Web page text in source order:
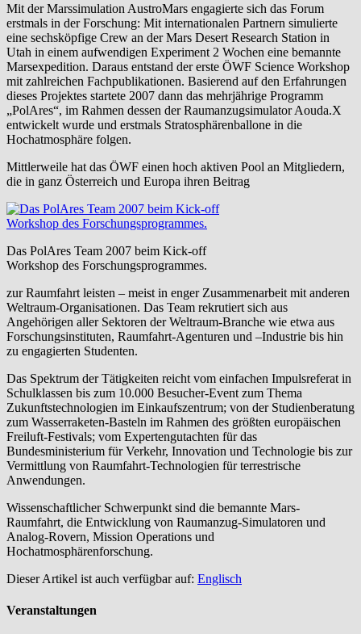
Mit der Marssimulation AustroMars engagierte sich das Forum
erstmals in der Forschung: Mit internationalen Partnern simulierte
eine sechsköpfige Crew an der Mars Desert Research Station in
Utah in einem aufwendigen Experiment 2 Wochen eine bemannte
Marsexpedition. Daraus entstand der erste ÖWF Science Workshop
mit zahlreichen Fachpublikationen. Basierend auf den Erfahrungen
dieses Projektes startete 2007 dann das mehrjährige Programm
„PolAres“, im Rahmen dessen der Raumanzugsimulator Aouda.X
entwickelt wurde und erstmals Stratosphärenballone in die
Hochatmosphäre folgen.
Mittlerweile hat das ÖWF einen hoch aktiven Pool an Mitgliedern,
die in ganz Österreich und Europa ihren Beitrag
Das PolAres Team 2007 beim Kick-off
Workshop des Forschungsprogrammes.
zur Raumfahrt leisten – meist in enger Zusammenarbeit mit anderen
Weltraum-Organisationen. Das Team rekrutiert sich aus
Angehörigen aller Sektoren der Weltraum-Branche wie etwa aus
Forschungsinstituten, Raumfahrt-Agenturen und –Industrie bis hin
zu engagierten Studenten.
Das Spektrum der Tätigkeiten reicht vom einfachen Impulsreferat in
Schulklassen bis zum 10.000 Besucher-Event zum Thema
Zukunftstechnologien im Einkaufszentrum; von der Studienberatung
zum Wasserraketen-Basteln im Rahmen des größten europäischen
Freiluft-Festivals; vom Expertengutachten für das
Bundesministerium für Verkehr, Innovation und Technologie bis zur
Vermittlung von Raumfahrt-Technologien für terrestrische
Anwendungen.
Wissenschaftlicher Schwerpunkt sind die bemannte Mars-
Raumfahrt, die Entwicklung von Raumanzug-Simulatoren und
Analog-Rovern, Mission Operations und
Hochatmosphärenforschung.
Dieser Artikel ist auch verfügbar auf: Englisch
Veranstaltungen